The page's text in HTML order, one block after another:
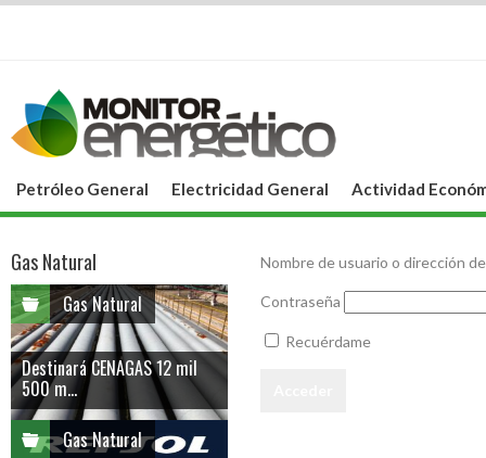
Petróleo General Electricidad General Actividad
Nombre de usuario o dirección
Contraseña
Recuérdame
Gas Natural
Gas Natural
Destinará CENAGAS 12 mil
500 m...
Gas Natural